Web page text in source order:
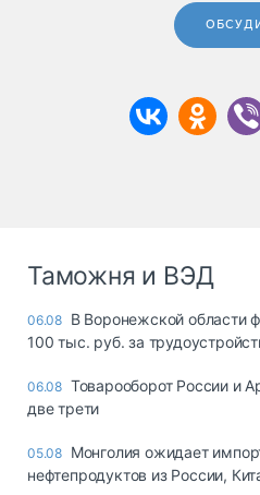
Таможня и ВЭД
06.08 В Воронежской области
100 тыс. руб. за
06.08 Товарооборот России и
две трети
05.08 Монголия ожидает
нефтепродуктов из России,